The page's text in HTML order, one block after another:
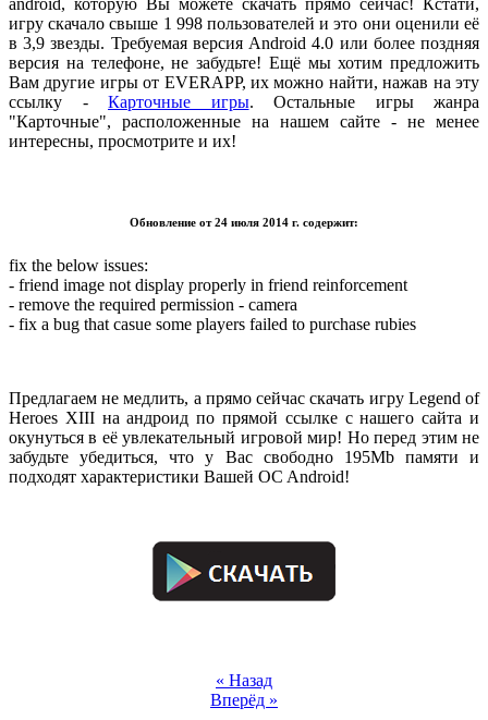
android, которую Вы можете скачать прямо сейчас! Кстати,
игру скачало свыше 1 998 пользователей и это они оценили её
в 3,9 звезды. Требуемая версия Android 4.0 или более поздняя
версия на телефоне, не забудьте! Ещё мы хотим предложить
Вам другие игры от EVERAPP, их можно найти, нажав на эту
ссылку - Карточные игры. Остальные игры жанра
"Карточные", расположенные на нашем сайте - не менее
интересны, просмотрите и их!
Обновление от 24 июля 2014 г. содержит:
fix the below issues:
- friend image not display properly in friend reinforcement
- remove the required permission - camera
- fix a bug that casue some players failed to purchase rubies
Предлагаем не медлить, а прямо сейчас скачать игру Legend of
Heroes XIII на андроид по прямой ссылке с нашего сайта и
окунуться в её увлекательный игровой мир! Но перед этим не
забудьте убедиться, что у Вас свободно 195Mb памяти и
подходят характеристики Вашей OC Android!
« Назад
Вперёд »